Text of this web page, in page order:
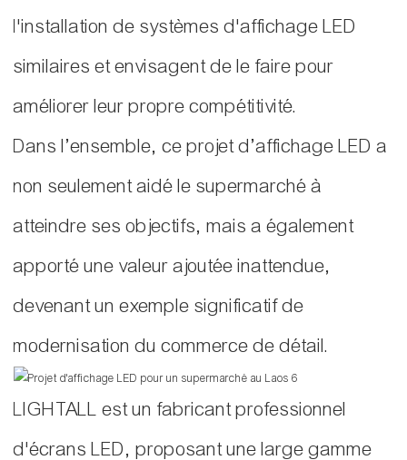
l'installation de systèmes d'affichage LED
similaires et envisagent de le faire pour
améliorer leur propre compétitivité.
Dans l’ensemble, ce projet d’affichage LED a
non seulement aidé le supermarché à
atteindre ses objectifs, mais a également
apporté une valeur ajoutée inattendue,
devenant un exemple significatif de
modernisation du commerce de détail.
LIGHTALL est un fabricant professionnel
d'écrans LED, proposant une large gamme